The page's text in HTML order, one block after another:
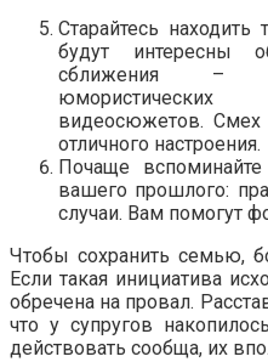
Старайтесь
будут интересны
сближения –
видеосюжетов. Смех
отличного настроения.
Почаще
вашего прошлого:
случаи. Вам помогут
Чтобы сохранить семью,
Если такая инициатива
обречена на провал.
что у супругов
действовать сообща, их